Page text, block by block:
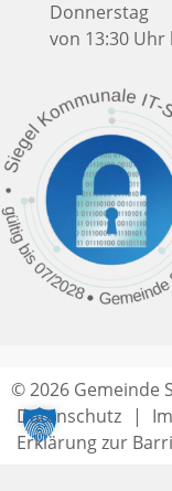
Donnerstag
von 13:30 Uhr
© 2026 Gemeinde
Datenschutz
Erklärung zur